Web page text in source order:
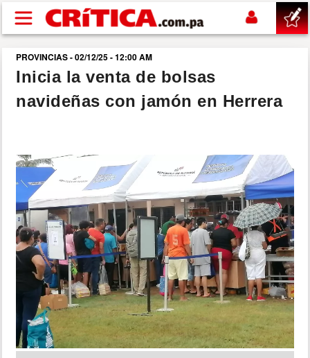
Pasar al contenido principal
buscar
SUCESOS
POLÍTICA
SHOW
DEPORTES
MUNDO
INSÓLITAS
PROVINCIAS - 02/12/25 - 12:00 AM
Inicia la venta de bolsas
navideñas con jamón en Herrera